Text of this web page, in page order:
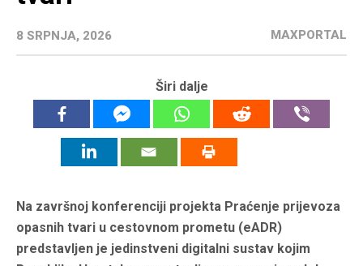
8 SRPNJA, 2026 MAXPORTAL
Širi dalje
Na završnoj konferenciji projekta Praćenje prijevoza
opasnih tvari u cestovnom prometu (eADR)
predstavljen je jedinstveni digitalni sustav kojim